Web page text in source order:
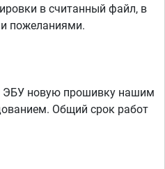
в считанный файл, в
пожеланиями.
ЭБУ новую прошивку нашим
Общий срок работ